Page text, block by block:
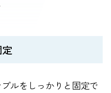
ルをしっかりと固定で